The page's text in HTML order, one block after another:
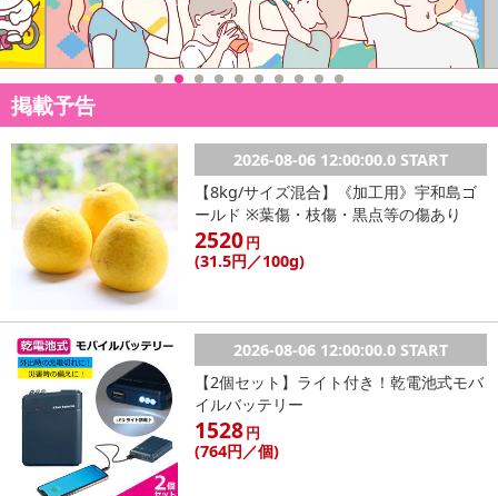
だいた後のご感想をいただくことを目的としており、転売等は固く
禁じます。
転売等、目的以外での利用が確認された場合は、サービス利用を停
止させていただきます。
【配送伝票番号について】
※こちらの商品については商品の発送完了後、
配送伝票番号がマイページに表示されない場合もございます。予
めご了承ください。
発送日カレンダー
掲載予告
2026-08-06 12:00:00.0 START
【8kg/サイズ混合】《加工用》宇和島ゴ
ールド ※葉傷・枝傷・黒点等の傷あり
2520円
(31.5円 ／100g)
2026-08-06 12:00:00.0 START
【2個セット】ライト付き！乾電池式モバ
イルバッテリー
1528円
(764円 ／個)